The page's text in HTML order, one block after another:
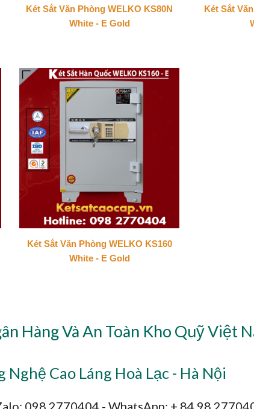
Két Sắt Văn Phòng WELKO KS80N
White - E Gold
Két Sắt
Két Sắt Văn Phòng WELKO KS160
White - E Gold
Hàng Và An Toàn Kho Quỹ Việt
Cao Láng Hoà Lạc - Hà Nội
098 2770404 - WhatsApp: + 84 98